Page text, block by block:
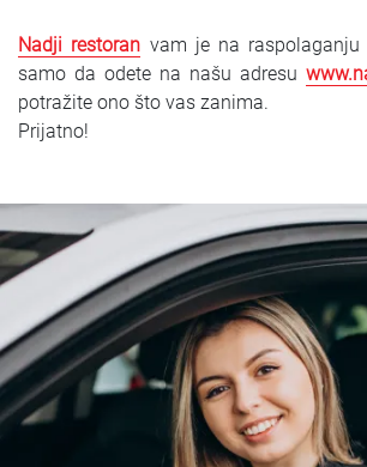
Nadji restoran vam je na
samo da odete na našu adresu
potražite ono što vas zanima.
Prijatno!